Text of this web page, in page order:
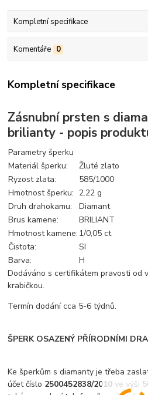
Kompletní specifikace
Komentáře 0
Kompletní specifikace
Zásnubní prsten s
brilianty - popis
Parametry šperku
Materiál šperku:
Žluté zlato
Ryzost zlata:
585/1000
Hmotnost šperku: 2.22 g
Druh drahokamu:
Diamant
Brus kamene:
BRILIANT
Hmotnost kamene: 1/0,05 ct
Čistota:
SI
Barva:
H
Dodáváno s certifikátem pravosti od
krabičkou.
Termín dodání cca 5-6 týdnů.
ŠPERK OSAZENÝ PŘÍRODNÍMI
Ke šperkům s diamanty je třeba
účet číslo 2500452838/2010 ve výši